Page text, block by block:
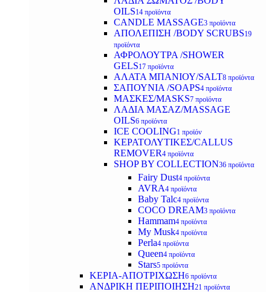
OILS14 προϊόντα
CANDLE MASSAGE3 προϊόντα
ΑΠΟΛΕΠΙΣΗ /BODY SCRUBS19
προϊόντα
ΑΦΡΟΛΟΥΤΡΑ /SHOWER
GELS17 προϊόντα
ΑΛΑΤΑ ΜΠΑΝΙΟΥ/SALT8 προϊόντα
ΣΑΠΟΥΝΙΑ /SOAPS4 προϊόντα
ΜΑΣΚΕΣ/MASKS7 προϊόντα
ΛΑΔΙΑ ΜΑΣΑΖ/MASSAGE
OILS6 προϊόντα
ICE COOLING1 προϊόν
ΚΕΡΑΤΟΛΥΤΙΚΕΣ/CALLUS
REMOVER4 προϊόντα
SHOP BY COLLECTION36 προϊόντα
Fairy Dust4 προϊόντα
AVRA4 προϊόντα
Baby Talc4 προϊόντα
COCO DREAM3 προϊόντα
Hammam4 προϊόντα
My Musk4 προϊόντα
Perla4 προϊόντα
Queen4 προϊόντα
Stars5 προϊόντα
ΚΕΡΙΑ-ΑΠΟΤΡΙΧΩΣΗ6 προϊόντα
ΑΝΔΡΙΚΗ ΠΕΡΙΠΟΙΗΣΗ21 προϊόντα